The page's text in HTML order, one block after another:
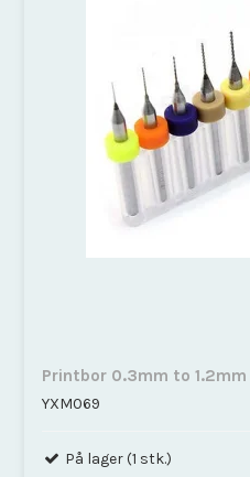
Printbor 0.3mm to 1.2mm
YXM069
På lager (1 stk.)